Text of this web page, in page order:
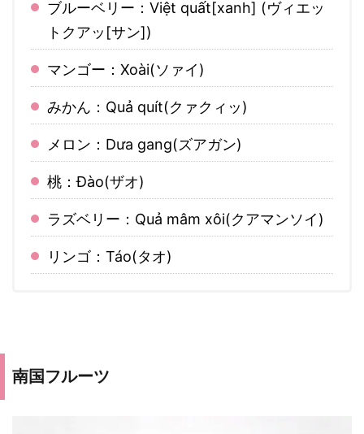
ブルーベリー：Việt quất[xanh] (ヴィエッ
トクアッ[サン])
マンゴー：Xoài(ソァイ)
みかん：Quả quít(クァクィッ)
メロン：Dưa gang(ズアガン)
桃：Đào(ザオ)
ラズベリー：Quả mâm xôi(クアマンソイ)
リンゴ：Táo(タオ)
南国フルーツ